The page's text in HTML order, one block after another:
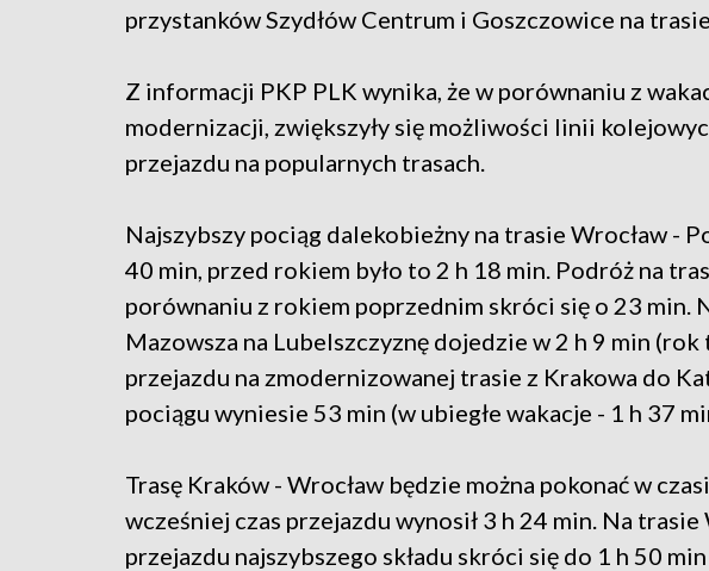
przystanków Szydłów Centrum i Goszczowice na
Z informacji PKP PLK wynika, że w porównaniu z
modernizacji, zwiększyły się możliwości linii
przejazdu na popularnych trasach.
Najszybszy pociąg dalekobieżny na trasie Wrocław -
40 min, przed rokiem było to 2 h 18 min. Podróż na
porównaniu z rokiem poprzednim skróci się o 23 min.
Mazowsza na Lubelszczyznę dojedzie w 2 h 9 min (rok
przejazdu na zmodernizowanej trasie z Krakowa do
pociągu wyniesie 53 min (w ubiegłe wakacje - 1 h 37
Trasę Kraków - Wrocław będzie można pokonać w
wcześniej czas przejazdu wynosił 3 h 24 min. Na
przejazdu najszybszego składu skróci się do 1 h 50